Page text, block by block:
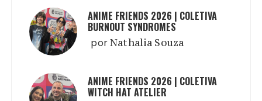
ANIME FRIENDS 2026 | COLETIVA
BURNOUT SYNDROMES
porNathalia Souza
ANIME FRIENDS 2026 | COLETIVA
WITCH HAT ATELIER